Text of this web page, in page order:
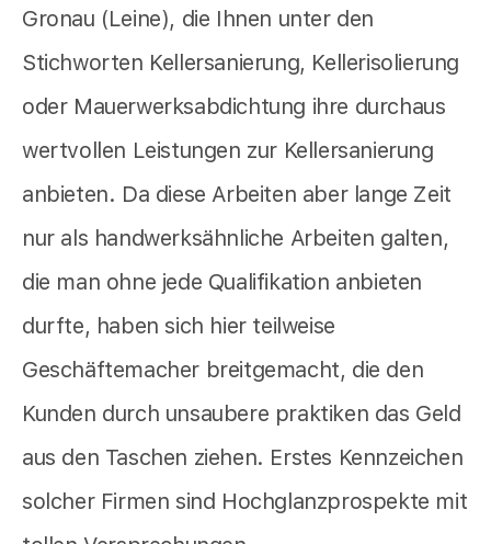
Gronau (Leine), die Ihnen unter den
Stichworten Kellersanierung, Kellerisolierung
oder Mauerwerksabdichtung ihre durchaus
wertvollen Leistungen zur Kellersanierung
anbieten. Da diese Arbeiten aber lange Zeit
nur als handwerksähnliche Arbeiten galten,
die man ohne jede Qualifikation anbieten
durfte, haben sich hier teilweise
Geschäftemacher breitgemacht, die den
Kunden durch unsaubere praktiken das Geld
aus den Taschen ziehen. Erstes Kennzeichen
solcher Firmen sind Hochglanzprospekte mit